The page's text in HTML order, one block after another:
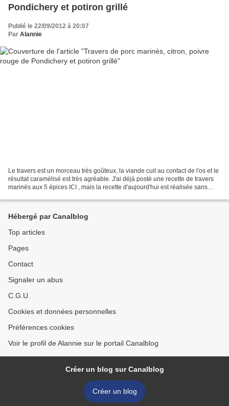
Pondichery et potiron grillé
Publié le 22/09/2012 à 20:07
Par Alannie
Le travers est un morceau très goûteux, la viande cuit au contact de l'os et le
résultat caramélisé est très agréable. J'ai déjà posté une recette de travers
marinés aux 5 épices ICI , mais la recette d'aujourd'hui est réalisée sans
Hébergé par Canalblog
Top articles
Pages
Contact
Signaler un abus
C.G.U.
Cookies et données personnelles
Préférences cookies
Voir le profil de Alannie sur le portail Canalblog
Créer un blog sur Canalblog
Créer un blog